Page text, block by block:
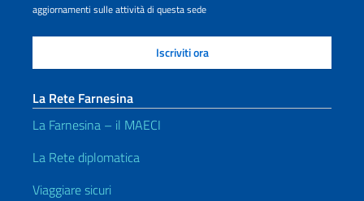
aggiornamenti sulle attività di questa sede
La Rete Farnesina
La Farnesina – il MAECI
La Rete diplomatica
Viaggiare sicuri